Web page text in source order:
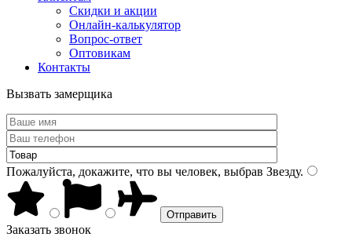
Скидки и акции
Онлайн-калькулятор
Вопрос-ответ
Оптовикам
Контакты
Вызвать замерщика
Пожалуйста, докажите, что вы человек, выбрав Звезду.
Заказать звонок